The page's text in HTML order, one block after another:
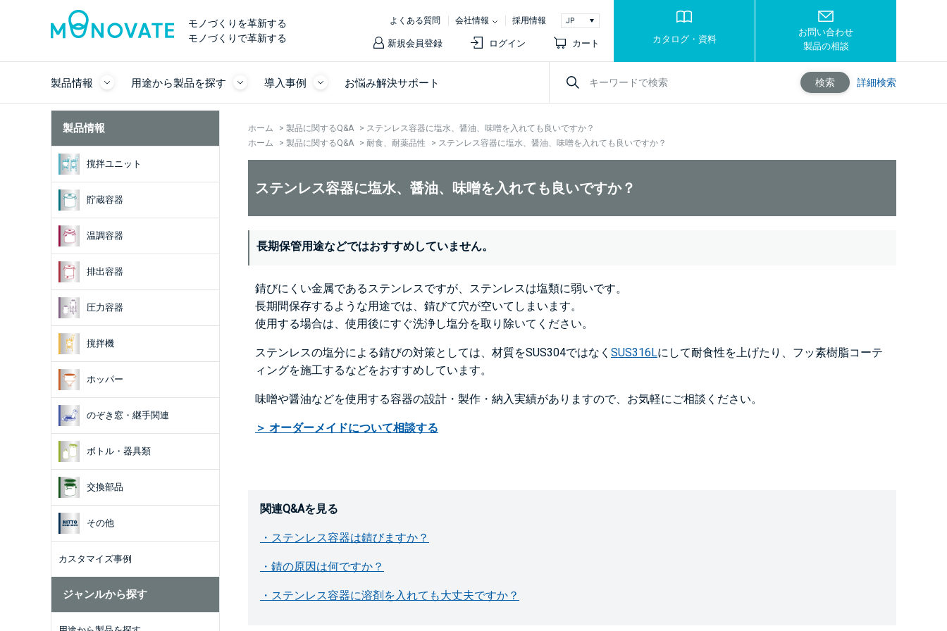
モノづくりを革新する
モノづくりで革新する
よくある質問 会社情報 採用情報
新規会員登録 ログイン カート カタログ・資料
お問い合わせ
製品の相談
製品情報 用途から製品を探す 導入事例 お悩み解決サポート 検索 詳細検索
製品情報
撹拌ユニット
貯蔵容器
温調容器
排出容器
圧力容器
撹拌機
ホッパー
のぞき窓・継手関連
ボトル・器具類
交換部品
その他
カスタマイズ事例
ジャンルから探す
ホーム > 製品に関するQ&A > ステンレス容器に塩水、醤油、味噌を入れても良いですか？
ホーム
> 製品に関するQ&A > 耐食、耐薬品性 > ステンレス容器に塩水、醤油、味噌を入れても良いですか？
ステンレス容器に塩水、醤油、味噌を入れても良いですか？
長期保管用途などではおすすめしていません。
錆びにくい金属であるステンレスですが、ステンレスは塩類に弱いです。
長期間保存するような用途では、錆びて穴が空いてしまいます。
使用する場合は、使用後にすぐ洗浄し塩分を取り除いてください。
ステンレスの塩分による錆びの対策としては、材質をSUS304ではなく SUS316Lにして耐食性を上げたり、フッ素樹脂コーテ
ィングを施工するなどをおすすめしています。
味噌や醤油などを使用する容器の設計・製作・納入実績がありますので、お気軽にご相談ください。
＞ オーダーメイドについて相談する
関連Q&Aを見る
・ステンレス容器は錆びますか？
・錆の原因は何ですか？
・ステンレス容器に溶剤を入れても大丈夫ですか？